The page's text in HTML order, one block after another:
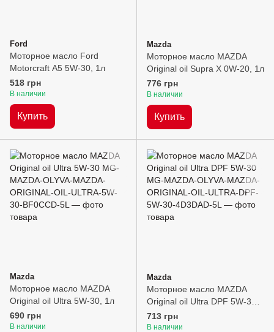
Ford
Моторное масло Ford
Motorcraft А5 5W-30, 1л
518 грн
В наличии
Купить
Mazda
Моторное масло MAZDA
Original oil Supra X 0W-20, 1л
776 грн
В наличии
Купить
Mazda
Моторное масло MAZDA
Original oil Ultra 5W-30, 1л
690 грн
В наличии
Mazda
Моторное масло MAZDA
Original oil Ultra DPF 5W-30,
1л
713 грн
В наличии